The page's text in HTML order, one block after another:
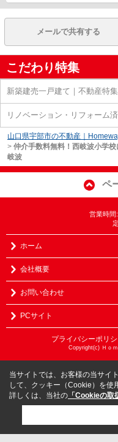
メールで共有する
こだわり特集
新築建売一戸建て｜不動産特集
リノベーション・リフォーム
山口県宇部市の不動産｜
> 仲介手数料無料！西岐波小学
岐波
ペ
営業時間
ホーム
会社概要
お問い合わせ
PCサイト
プライバシーポリ
Copyright(c) Ｈｏ
当サイトでは、お客様の当サイ
して、クッキー（Cookie）を使
詳しくは、当社の 「Cookieの取